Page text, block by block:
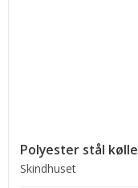
Polyester stål kølle
Skindhuset